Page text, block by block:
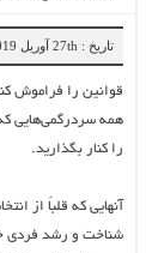
تاریخ : 27th آوریل 2019
قوانین را فراموش
همه سردرگمی‌هایی که
را کنار بگذارید.
آنهایی که قلباً از
شناخت و رشد فردی